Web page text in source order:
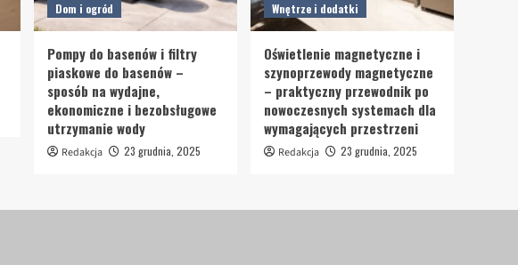
Dom i ogród
Pompy do basenów i filtry
piaskowe do basenów –
sposób na wydajne,
ekonomiczne i bezobsługowe
utrzymanie wody
Redakcja 23 grudnia, 2025
Wnętrze i dodatki
Oświetlenie magnetyczne i
szynoprzewody magnetyczne
– praktyczny przewodnik po
nowoczesnych systemach dla
wymagających przestrzeni
Redakcja 23 grudnia, 2025